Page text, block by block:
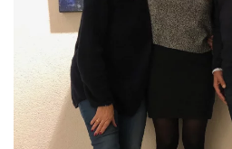
Read more